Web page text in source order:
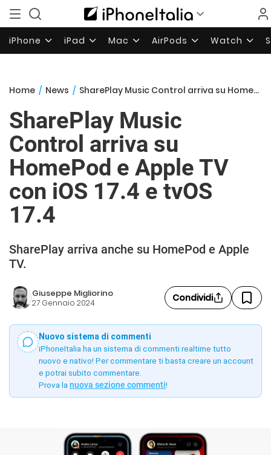
iPhone iPad Mac AirPods Watch
Home / News / SharePlay Music Control arriva su HomePod e Apple TV con iOS 17.4 e tvOS 17.4
SharePlay Music
Control arriva su
HomePod e Apple TV
con iOS 17.4 e tvOS
17.4
SharePlay arriva anche su HomePod e Apple
TV.
Giuseppe Migliorino
27 Gennaio 2024 Condividi
Nuovo sistema di commenti
iPhoneItalia ha un sistema di commenti realtime tutto
nuovo e nativo! Per commentare ti basta creare un account
e potrai subito commentare.
Prova la nuova sezione commenti!